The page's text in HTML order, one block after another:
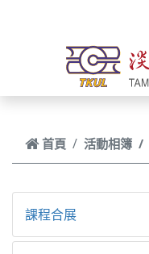
首頁 活動相簿
課程合展